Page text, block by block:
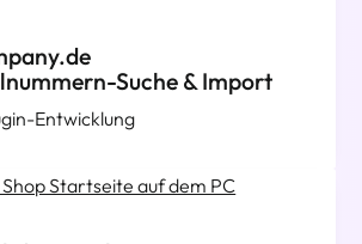
Suche & Import
Entwicklung